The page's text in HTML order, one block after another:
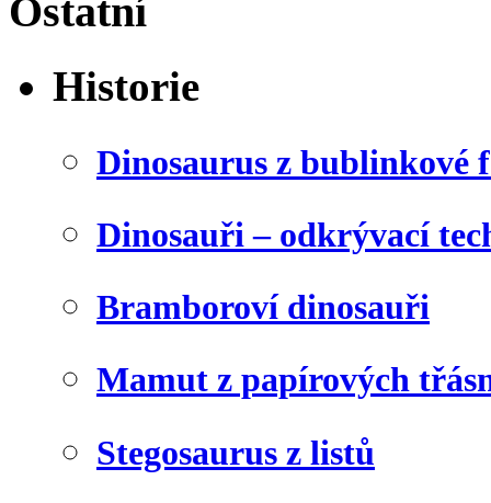
Ostatní
Historie
Dinosaurus z bublinkové
Dinosauři – odkrývací
Bramboroví dinosauři
Mamut z papírových
Stegosaurus z listů